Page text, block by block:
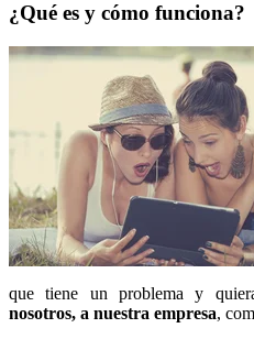
¿Qué es y cómo funciona?
que tiene un problema y
nosotros, a nuestra empresa,